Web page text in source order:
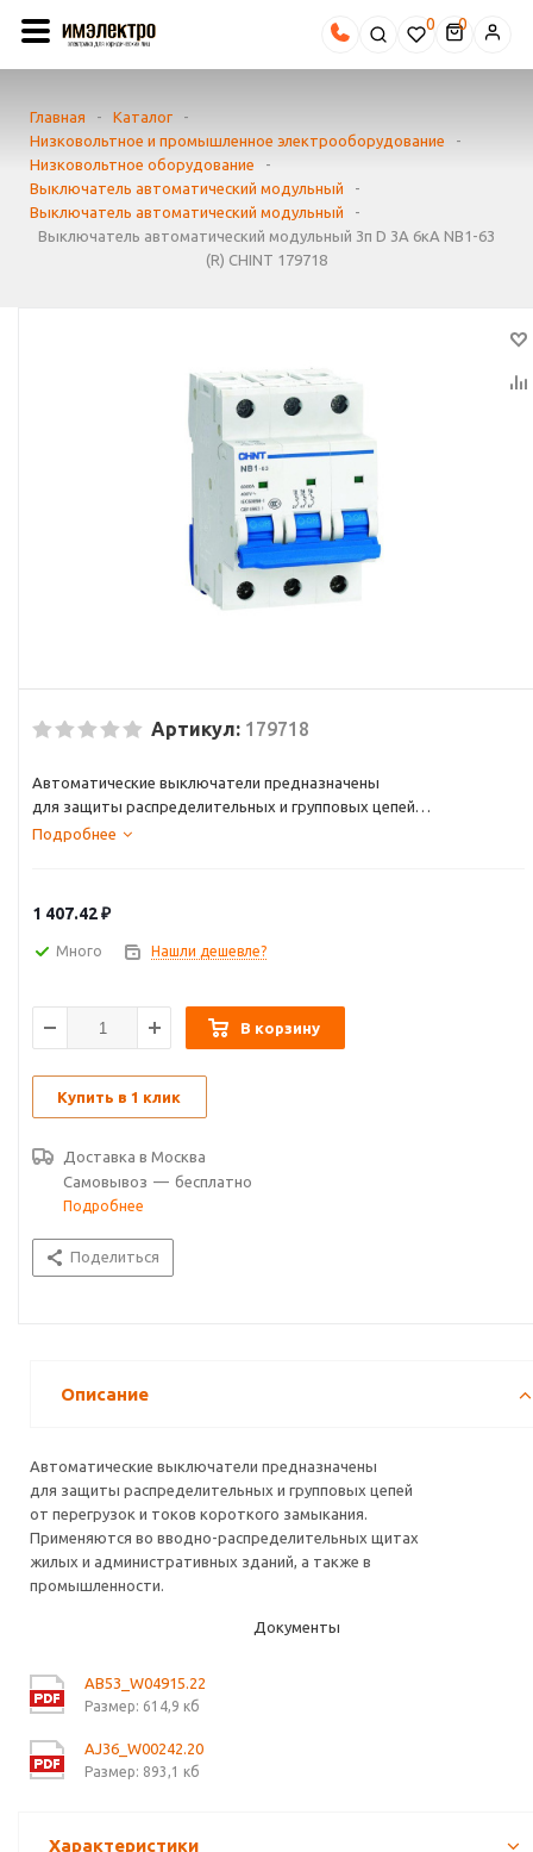
0
Главная - Каталог
-
Низковольтное и промышленное электрооборудование
-
Низковольтное оборудование
-
Выключатель автоматический модульный
-
Выключатель автоматический модульный
-
Выключатель автоматический модульный 3п D 3А 6кА NB1-63
(R) CHINT 179718
Артикул: 179718
Автоматические выключатели предназначены
для защиты распределительных и групповых цепей
от перегрузок и токов короткого замыкания.
Подробнее
1 407.42₽
Много Нашли дешевле?
В корзину
Купить в 1 клик
Доставка в Москва
Самовывоз — бесплатно
Подробнее
Поделиться
Описание
Автоматические выключатели предназначены
для защиты распределительных и групповых цепей
от перегрузок и токов короткого замыкания.
Применяются во вводно-распределительных щитах
жилых и административных зданий, а также в
промышленности.
Документы
AB53_W04915.22
Размер: 614,9 кб
AJ36_W00242.20
Размер: 893,1 кб
Характеристики